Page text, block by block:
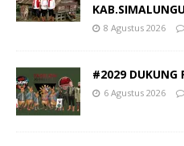
8 Agustus 2026
#2029 DUKUNG
6 Agustus 2026